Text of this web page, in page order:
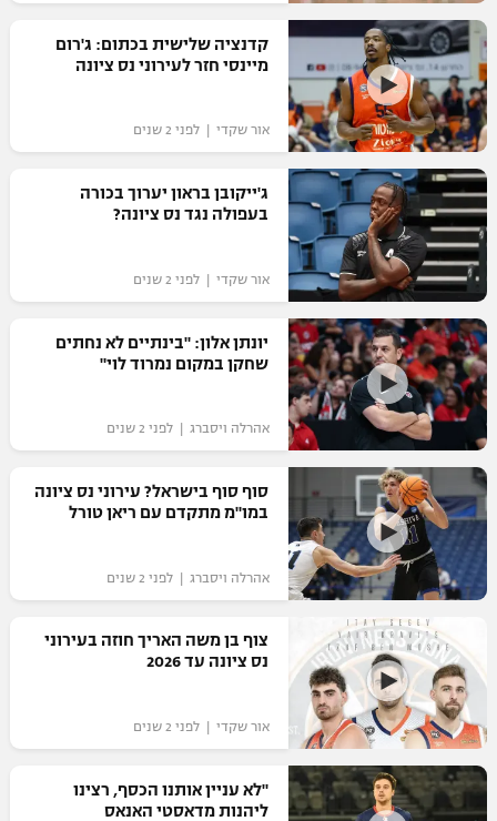
רשיון להקרנה פומבית לבית עסק
הצטרפות לחבילת הערוצים
לוח דרושים – ג'ובנט
תגיות
המגזין
קדנציה שלישית בכתום: ג'רום
מיינסי חזר לעירוני נס ציונה
אור שקדי | לפני 2 שנים
ג'ייקובן בראון יערוך בכורה
בעפולה נגד נס ציונה?
אור שקדי | לפני 2 שנים
יונתן אלון: "בינתיים לא נחתים
שחקן במקום נמרוד לוי"
אהרלה ויסברג | לפני 2 שנים
סוף סוף בישראל? עירוני נס ציונה
במו"מ מתקדם עם ריאן טורל
אהרלה ויסברג | לפני 2 שנים
צוף בן משה האריך חוזה בעירוני
נס ציונה עד 2026
אור שקדי | לפני 2 שנים
"לא עניין אותנו הכסף, רצינו
ליהנות מדאסטי האנאס